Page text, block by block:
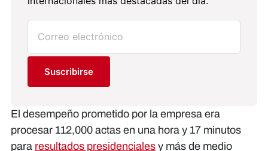
Suscribirse
El desempeño prometido por la empresa era
procesar 112,000 actas en una hora y 17 minutos
para resultados presidenciales y más de medio